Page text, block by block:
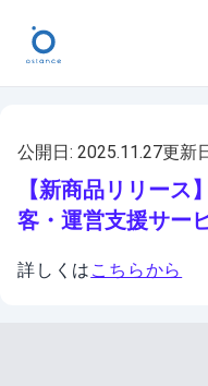
公開日: 2025.11.27更新
【新商品リリース
客・運営支援サー
詳しくは こちらから